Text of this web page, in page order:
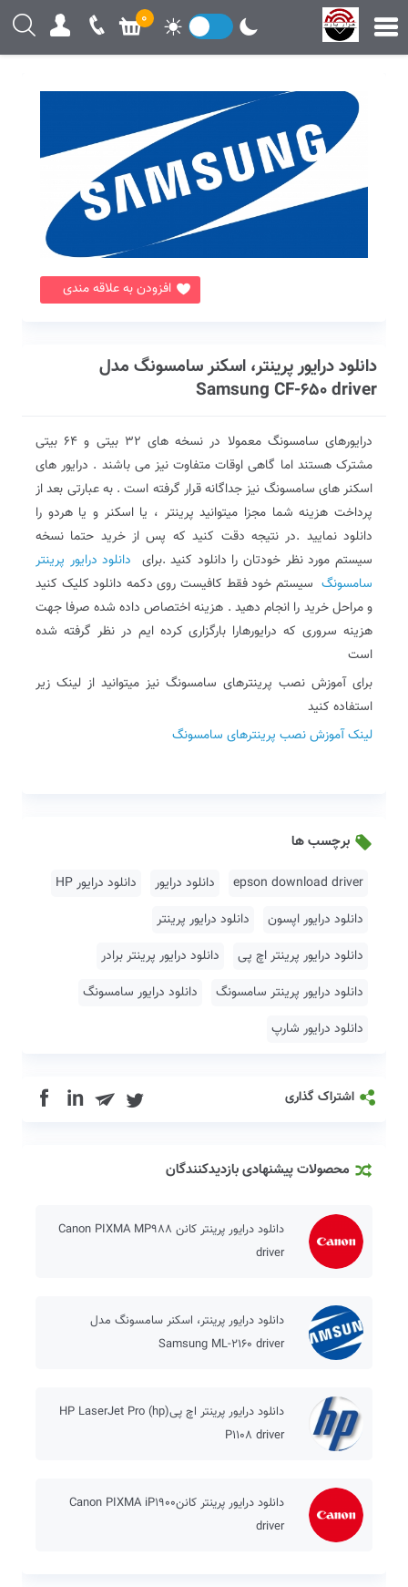
افزودن به علاقه مندی
دانلود درایور پرینتر، اسکنر سامسونگ مدل
Samsung CF-650 driver
درایورهای سامسونگ معمولا در نسخه های 32 بیتی و 64 بیتی
مشترک هستند اما گاهی اوقات متفاوت نیز می باشند . درایور های
اسکنر های سامسونگ نیز جداگانه قرار گرفته است . به عبارتی بعد از
پرداخت هزینه شما مجزا میتوانید پرینتر ، یا اسکنر و یا هردو را
دانلود نمایید .در نتیجه دقت کنید که پس از خرید حتما نسخه
سیستم مورد نظر خودتان را دانلود کنید .برای دانلود درایور پرینتر
سامسونگ سیستم خود فقط کافیست روی دکمه دانلود کلیک کنید
و مراحل خرید را انجام دهید . هزینه اختصاص داده شده صرفا جهت
هزینه سروری که درایورهارا بارگزاری کرده ایم در نظر گرفته شده
است
برای آموزش نصب پرینترهای سامسونگ نیز میتوانید از لینک زیر
استفاده کنید
لینک آموزش نصب پرینترهای سامسونگ
برچسب ها
epson download driver دانلود درایور
دانلود درایور HP
دانلود درایور اپسون
دانلود درایور پرینتر
دانلود درایور پرینتر اچ پی
دانلود درایور پرینتر برادر
دانلود درایور پرینتر سامسونگ
دانلود درایور سامسونگ
دانلود درایور شارپ
اشتراک گذاری in
محصولات پیشنهادی بازدیدکنندگان
دانلود درایور پرینتر کانن Canon PIXMA MP988
driver
دانلود درایور پرینتر، اسکنر سامسونگ مدل
Samsung ML-2160 driver
دانلود درایور پرینتر اچ پی(hp) HP LaserJet Pro
P1108 driver
دانلود درایور پرینتر کاننCanon PIXMA iP1900
driver
0